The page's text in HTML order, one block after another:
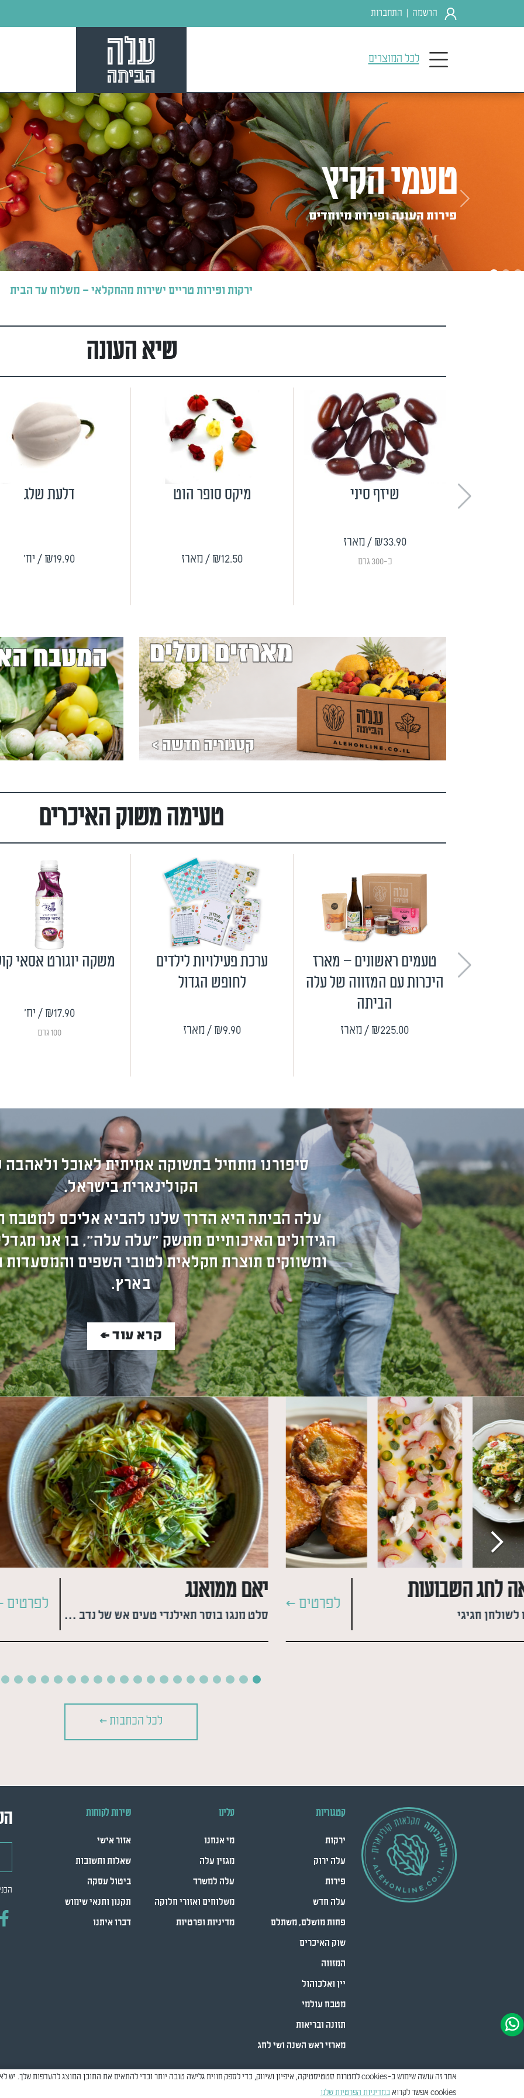
הרשמה התחברות
לכל המוצרים
טעמי הקיץ
פירות העונה ופירות מיוחדים
ירקות ופירות טריים ישירות מהחקלאי – משלוח עד הבית
Previous
שיא העונה
שיזף סיני
₪33.90/ מארז
כ-300 גרם
מיקס סופר הוט
₪12.50/ מארז
דלעת שלג
₪19.90/ יח'
טעימה משוק האיכרים
טעמים ראשונים – מארז
היכרות עם המזווה של עלה
הביתה
₪225.00/ מארז
ערכת פעילויות לילדים
לחופש הגדול
₪9.90/ מארז
משקה יוגורט אסאי
₪17.90/ יח'
100 גרם
סיפורנו מתחיל בתשוקה אמיתית לאוכל ולאהבה
הקולינארית בישראל.
עלה הביתה היא הדרך שלנו להביא אליכם למטבח
הגידולים האיכותיים ממשק "עלה עלה", בו אנו
ומשווקים תוצרת חקלאית לטובי השפים והמסעדות
בארץ.
קרא עוד >
לחג השבועות
לשולחן חגיגי
לפרטים >
יאם ממואנג
סלט מנגו בוסר תאילנדי טעים אש של נדב גלר
לפרטים
לכל הכתבות >
קטגוריות
ירקות
עלה ירוק
פירות
עלה חדש
פחות מושלם, משתלם
שוק האיכרים
המזווה
יין ואלכוהול
מטבח עולמי
תזונה ובריאות
מארזי ראש השנה ושי לחג
עלינו
מי אנחנו
מגזין עלה
עלה למשרד
משלוחים ואזורי חלוקה
מדיניות ופרטיות
שירות לקוחות
אזור אישי
שאלות ותשובות
ביטול עסקה
תקנון ותנאי שימוש
דברו איתנו
cookies אפשר לקרוא
במדיניות הפרטיות שלנו